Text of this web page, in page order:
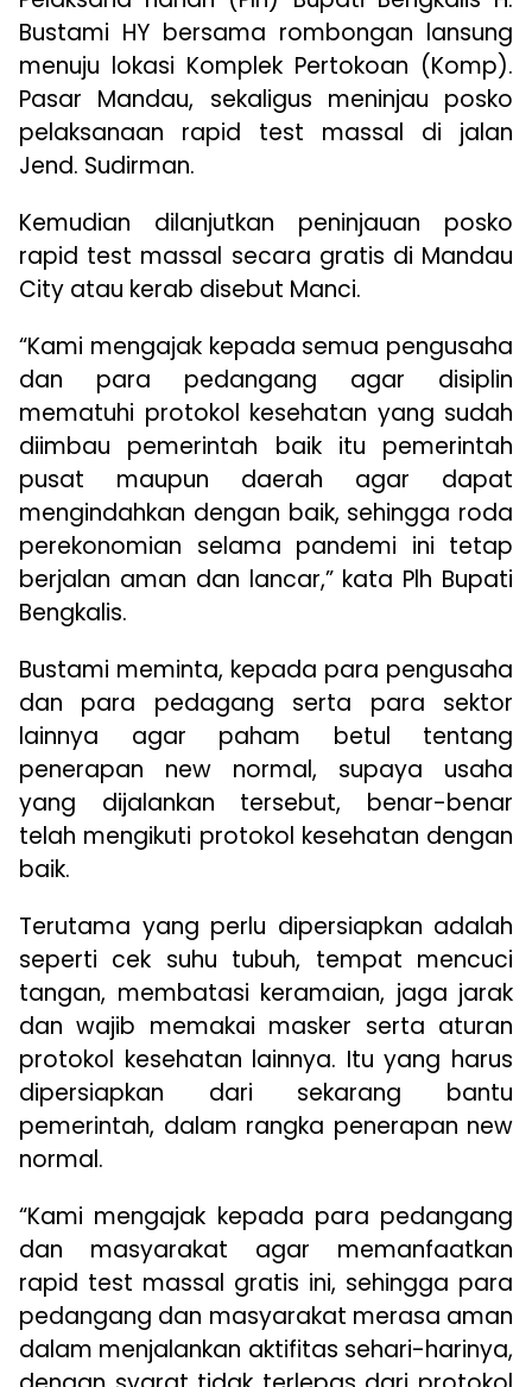
Bustami HY bersama rombongan lansung
menuju lokasi Komplek Pertokoan (Komp).
Pasar Mandau, sekaligus meninjau posko
pelaksanaan rapid test massal di jalan
Jend. Sudirman.
Kemudian dilanjutkan peninjauan posko
rapid test massal secara gratis di Mandau
City atau kerab disebut Manci.
“Kami mengajak kepada semua pengusaha
dan para pedangang agar disiplin
mematuhi protokol kesehatan yang sudah
diimbau pemerintah baik itu pemerintah
pusat maupun daerah agar dapat
mengindahkan dengan baik, sehingga roda
perekonomian selama pandemi ini tetap
berjalan aman dan lancar,” kata Plh Bupati
Bengkalis.
Bustami meminta, kepada para pengusaha
dan para pedagang serta para sektor
lainnya agar paham betul tentang
penerapan new normal, supaya usaha
yang dijalankan tersebut, benar-benar
telah mengikuti protokol kesehatan dengan
baik.
Terutama yang perlu dipersiapkan adalah
seperti cek suhu tubuh, tempat mencuci
tangan, membatasi keramaian, jaga jarak
dan wajib memakai masker serta aturan
protokol kesehatan lainnya. Itu yang harus
dipersiapkan dari sekarang bantu
pemerintah, dalam rangka penerapan new
normal.
“Kami mengajak kepada para pedangang
dan masyarakat agar memanfaatkan
rapid test massal gratis ini, sehingga para
pedangang dan masyarakat merasa aman
dalam menjalankan aktifitas sehari-harinya,